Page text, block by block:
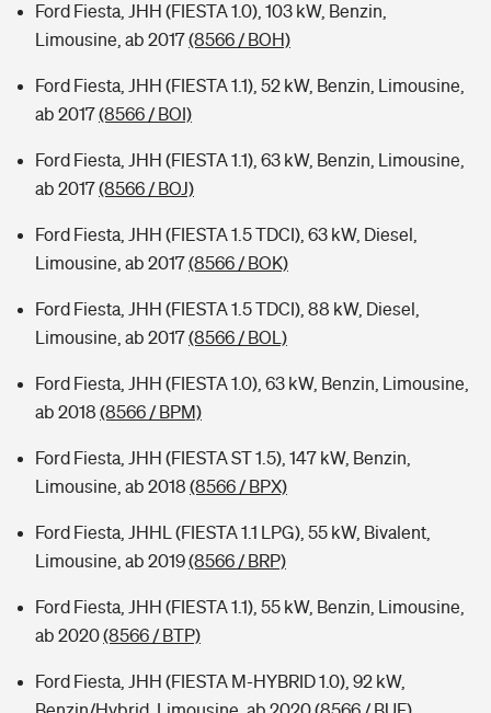
Ford Fiesta, JHH (FIESTA 1.0), 103 kW, Benzin,
Limousine, ab 2017(8566 / BOH)
Ford Fiesta, JHH (FIESTA 1.1), 52 kW, Benzin, Limousine,
ab 2017(8566 / BOI)
Ford Fiesta, JHH (FIESTA 1.1), 63 kW, Benzin, Limousine,
ab 2017(8566 / BOJ)
Ford Fiesta, JHH (FIESTA 1.5 TDCI), 63 kW, Diesel,
Limousine, ab 2017(8566 / BOK)
Ford Fiesta, JHH (FIESTA 1.5 TDCI), 88 kW, Diesel,
Limousine, ab 2017(8566 / BOL)
Ford Fiesta, JHH (FIESTA 1.0), 63 kW, Benzin, Limousine,
ab 2018 (8566 / BPM)
Ford Fiesta, JHH (FIESTA ST 1.5), 147 kW, Benzin,
Limousine, ab 2018 (8566 / BPX)
Ford Fiesta, JHHL (FIESTA 1.1 LPG), 55 kW, Bivalent,
Limousine, ab 2019(8566 / BRP)
Ford Fiesta, JHH (FIESTA 1.1), 55 kW, Benzin, Limousine,
ab 2020(8566 / BTP)
Ford Fiesta, JHH (FIESTA M-HYBRID 1.0), 92 kW,